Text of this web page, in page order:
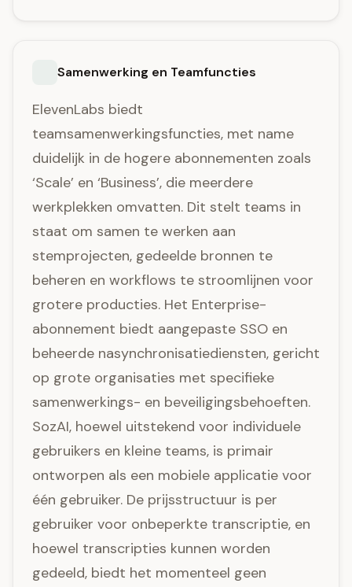
Samenwerking en Teamfuncties
ElevenLabs biedt
teamsamenwerkingsfuncties, met name
duidelijk in de hogere abonnementen zoals
‘Scale’ en ‘Business’, die meerdere
werkplekken omvatten. Dit stelt teams in
staat om samen te werken aan
stemprojecten, gedeelde bronnen te
beheren en workflows te stroomlijnen voor
grotere producties. Het Enterprise-
abonnement biedt aangepaste SSO en
beheerde nasynchronisatiediensten, gericht
op grote organisaties met specifieke
samenwerkings- en beveiligingsbehoeften.
SozAI, hoewel uitstekend voor individuele
gebruikers en kleine teams, is primair
ontworpen als een mobiele applicatie voor
één gebruiker. De prijsstructuur is per
gebruiker voor onbeperkte transcriptie, en
hoewel transcripties kunnen worden
gedeeld, biedt het momenteel geen